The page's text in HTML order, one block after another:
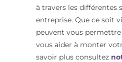
à travers les différentes
entreprise. Que ce soit
peuvent vous
vous aider à monter
savoir plus consultez